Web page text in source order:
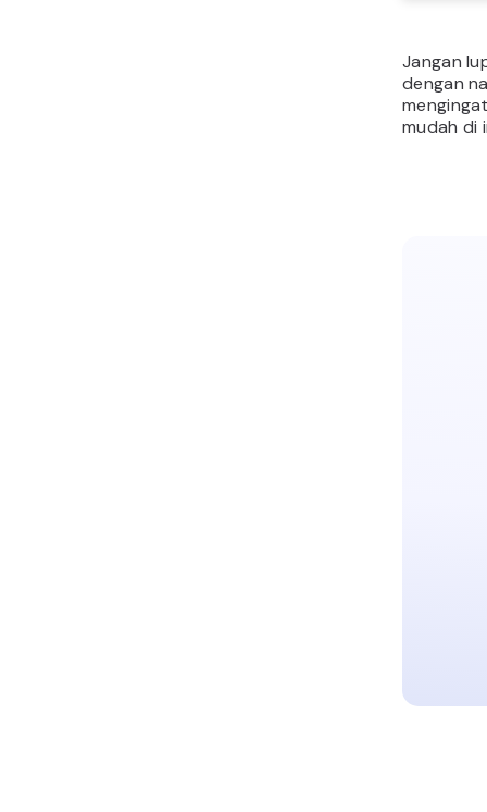
Jangan
dengan
mudah di